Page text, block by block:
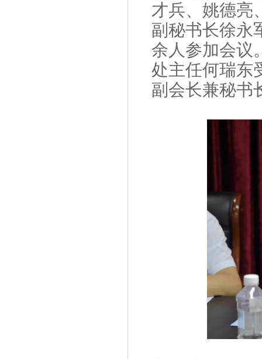
才兵、姚德亮
副秘书长徐永
余人参加会议
处主任何瑞东
副会长兼秘书